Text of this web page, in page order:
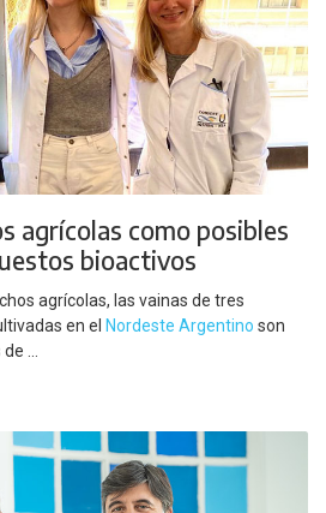
agrícolas como posibles
bioactivos
agrícolas, las vainas de tres
en el Nordeste Argentino son
...